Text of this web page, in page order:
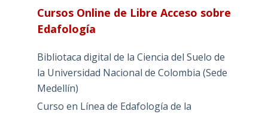
Cursos Online de Libre Acceso sobre
Edafología
Bibliotaca digital de la Ciencia del Suelo de
la Universidad Nacional de Colombia (Sede
Medellín)
Curso en Línea de Edafología de la